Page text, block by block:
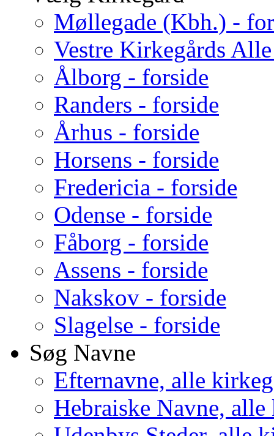
Møllegade (Kbh.) -
Vestre Kirkegårds
Ålborg - forside
Randers - forside
Århus - forside
Horsens - forside
Fredericia - forside
Odense - forside
Fåborg - forside
Assens - forside
Nakskov - forside
Slagelse - forside
Søg Navne
Efternavne, alle
Hebraiske Navne,